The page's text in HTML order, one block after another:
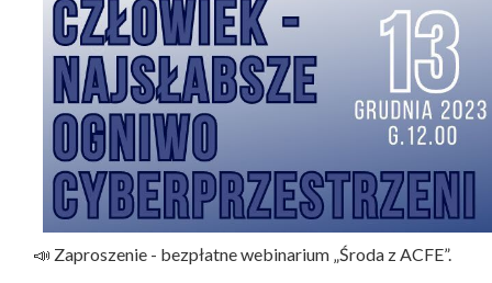
📣 Zaproszenie - bezpłatne webinarium „Środa z ACFE”.